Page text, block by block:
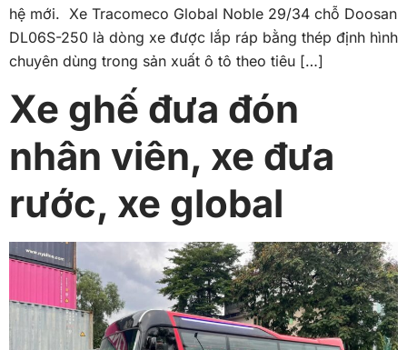
hệ mới. Xe Tracomeco Global Noble 29/34 chỗ Doosan
DL06S-250 là dòng xe được lắp ráp bằng thép định hình
chuyên dùng trong sản xuất ô tô theo tiêu […]
Xe ghế đưa đón
nhân viên, xe đưa
rước, xe global